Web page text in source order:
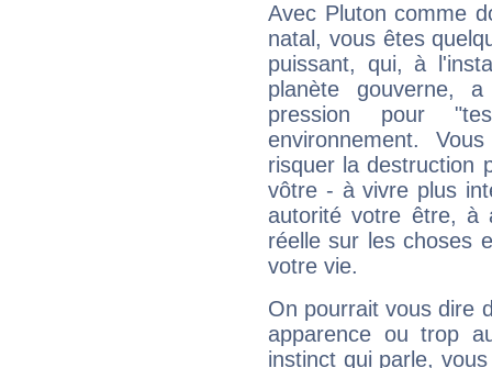
Avec Pluton comme
natal, vous êtes
puissant, qui, à
planète gouverne,
pression pour
environnement.
risquer la destruction
vôtre - à vivre plus
autorité votre être, à
réelle sur les choses
votre vie.
On pourrait vous dire
apparence ou trop
instinct qui parle,